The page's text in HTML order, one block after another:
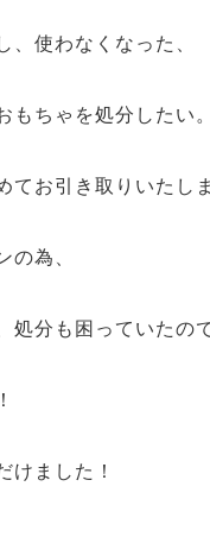
、使わなくなった、
ちゃを処分したい。
てお引き取りいたし
為、
処分も困っていたので
けました！